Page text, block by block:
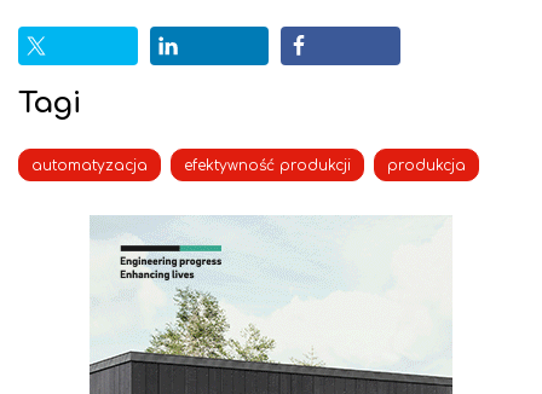
Tagi
automatyzacja efektywność produkcji produkcja